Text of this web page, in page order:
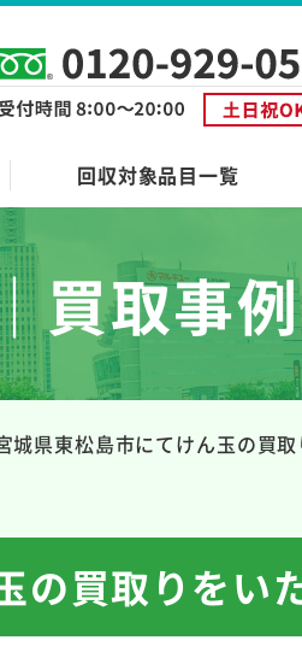
回収対象品目一覧
買取事例
城県東松島市にてけん玉の買取
買取りをい